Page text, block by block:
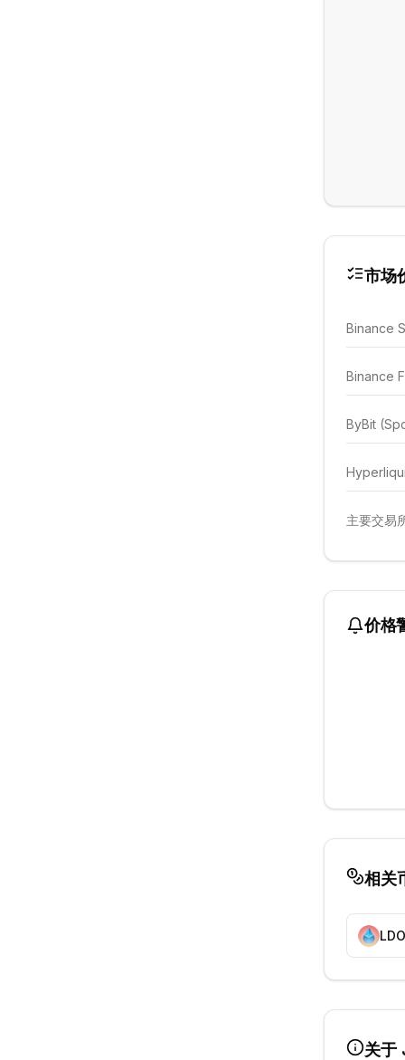
市场
Binance
Binance
ByBit
主要交易
价格
相关
LDO
关于